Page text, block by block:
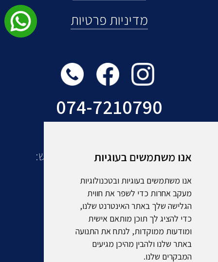
אנו משתמשים בעוגיות
אנו משתמשים בעוגיות ובטכנולוגיות
מעקב אחרות כדי לשפר את חווית
הגלישה שלך באתר האינטרנט שלנו,
כדי להציג לך תוכן מותאם אישית
ומודעות ממוקדות, לנתח את התנועה
באתר שלנו ולהבין מהיכן מגיעים
המבקרים שלנו.
מדיניות פרטיות
074-7210790
עוד מקבוצת אמסלם תיירות ונופש: